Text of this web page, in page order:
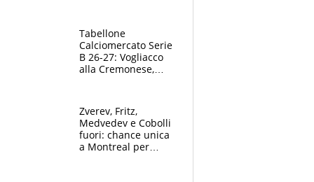
Tabellone
Calciomercato Serie
B 26-27: Vogliacco
alla Cremonese,
Zverev, Fritz,
Medvedev e Cobolli
fuori: chance unica
a Montreal per